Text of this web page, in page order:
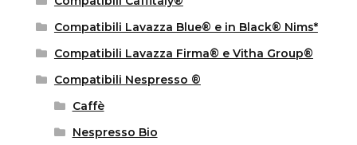
Compatibili Lavazza Blue® e in Black® Nims*
Compatibili Lavazza Firma® e Vitha Group®
Compatibili Nespresso ®
Caffè
Nespresso Bio